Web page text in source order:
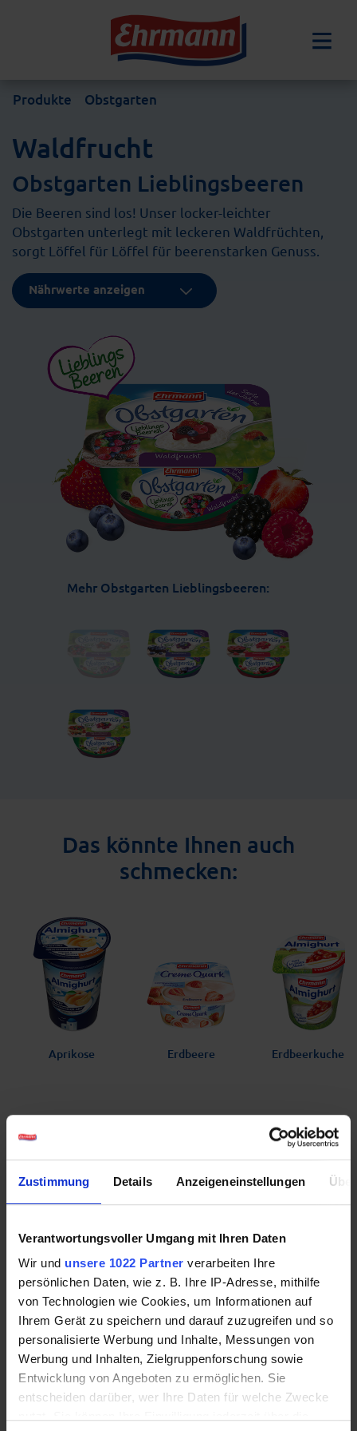
Zustimmung Details Anzeigeneinstellungen
Verantwortungsvoller Umgang mit Ihren Daten
Wir und unsere 1022 Partner verarbeiten Ihre
persönlichen Daten, wie z. B. Ihre IP-Adresse, mithilfe
von Technologien wie Cookies, um Informationen auf
Ihrem Gerät zu speichern und darauf zuzugreifen und so
personalisierte Werbung und Inhalte, Messungen von
Werbung und Inhalten, Zielgruppenforschung sowie
Entwicklung von Angeboten zu ermöglichen. Sie
entscheiden darüber, wer Ihre Daten für welche Zwecke
Produkte Obstgarten
Waldfrucht
Obstgarten Lieblingsbeeren
Die Beeren sind los! Unser locker-leichter
Obstgarten unterlegt mit leckeren Waldfrüchten,
sorgt Löffel für Löffel für beerenstarken Genuss.
Nährwerte anzeigen
Mehr Obstgarten Lieblingsbeeren:
Das könnte Ihnen auch
schmecken:
Aprikose Erdbeere Erdbeerkuchen
Sonnengereiftes Obst